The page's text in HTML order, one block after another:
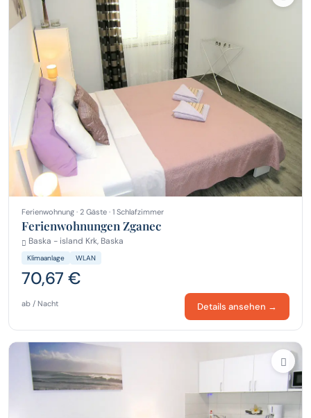
Ferienwohnung · 2 Gäste · 1 Schlafzimmer
Ferienwohnungen Zganec
Baska - island Krk, Baska
Klimaanlage WLAN
70,67 €
ab / Nacht Details ansehen →